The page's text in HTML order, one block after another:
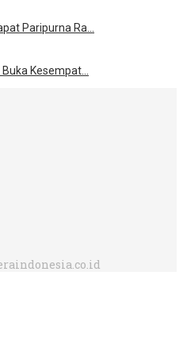
Paripurna Ra…
Kesempat…